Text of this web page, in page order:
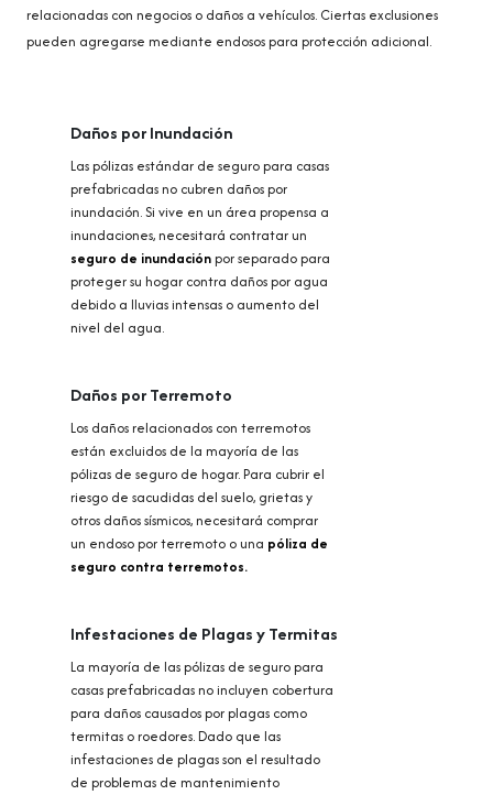
relacionadas con negocios o daños a vehículos. Ciertas exclusiones
pueden agregarse mediante endosos para protección adicional.
Daños por Inundación
Las pólizas estándar de seguro para casas
prefabricadas no cubren daños por
inundación. Si vive en un área propensa a
inundaciones, necesitará contratar un
seguro de inundación por separado para
proteger su hogar contra daños por agua
debido a lluvias intensas o aumento del
nivel del agua.
Daños por Terremoto
Los daños relacionados con terremotos
están excluidos de la mayoría de las
pólizas de seguro de hogar. Para cubrir el
riesgo de sacudidas del suelo, grietas y
otros daños sísmicos, necesitará comprar
un endoso por terremoto o una póliza de
seguro contra terremotos.
Infestaciones de Plagas y Termitas
La mayoría de las pólizas de seguro para
casas prefabricadas no incluyen cobertura
para daños causados por plagas como
termitas o roedores. Dado que las
infestaciones de plagas son el resultado
de problemas de mantenimiento